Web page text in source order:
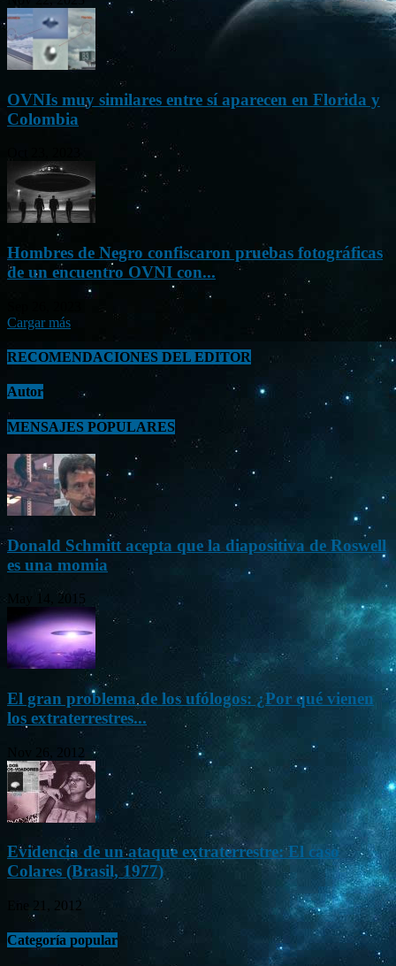
OVNIs muy similares entre sí aparecen en Florida y
Colombia
Hombres de Negro confiscaron pruebas fotográficas
de un encuentro OVNI con...
Cargar más
RECOMENDACIONES DEL EDITOR
Autor
MENSAJES POPULARES
Donald Schmitt acepta que la diapositiva de Roswell
es una momia
May 14, 2015
El gran problema de los ufólogos: ¿Por qué vienen
los extraterrestres...
Nov 26, 2012
Evidencia de un ataque extraterrestre: El caso
Colares (Brasil, 1977)
Ene 21, 2012
Categoría popular